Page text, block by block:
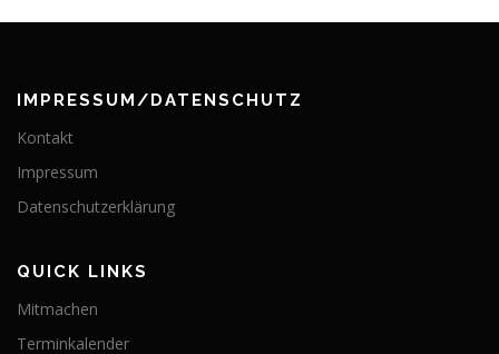
IMPRESSUM/DATENSCHUTZ
Kontakt
Impressum
Datenschutzerklärung
QUICK LINKS
Mitmachen
Terminkalender